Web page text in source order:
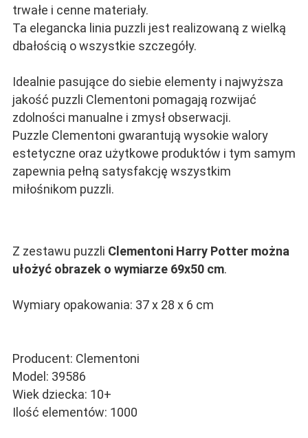
trwałe i cenne materiały.
Ta elegancka linia puzzli jest realizowaną z wielką
dbałością o wszystkie szczegóły.
Idealnie pasujące do siebie elementy i najwyższa
jakość puzzli Clementoni pomagają rozwijać
zdolności manualne i zmysł obserwacji.
Puzzle Clementoni gwarantują wysokie walory
estetyczne oraz użytkowe produktów i tym samym
zapewnia pełną satysfakcję wszystkim
miłośnikom puzzli.
Z zestawu puzzli Clementoni Harry Potter można
ułożyć obrazek o wymiarze 69x50 cm.
Wymiary opakowania: 37 x 28 x 6 cm
Producent: Clementoni
Model: 39586
Wiek dziecka: 10+
Ilość elementów: 1000